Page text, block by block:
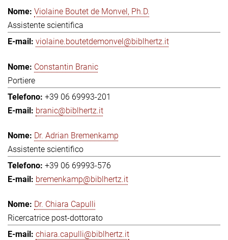
Violaine Boutet de Monvel, Ph.D.
Assistente scientifica
violaine.boutetdemonvel@biblhertz.it
Constantin Branic
Portiere
+39 06 69993-201
branic@biblhertz.it
Dr. Adrian Bremenkamp
Assistente scientifico
+39 06 69993-576
bremenkamp@biblhertz.it
Dr. Chiara Capulli
Ricercatrice post-dottorato
chiara.capulli@biblhertz.it